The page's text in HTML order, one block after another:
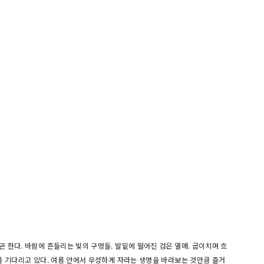
한다. 바람에 흔들리는 빛의 구멍들. 발밑에 떨어진 검은 열매. 굽이치며 흐
다리고 있다. 여름 안에서 무성하게 자라는 생명을 바라보는 것만큼 즐거